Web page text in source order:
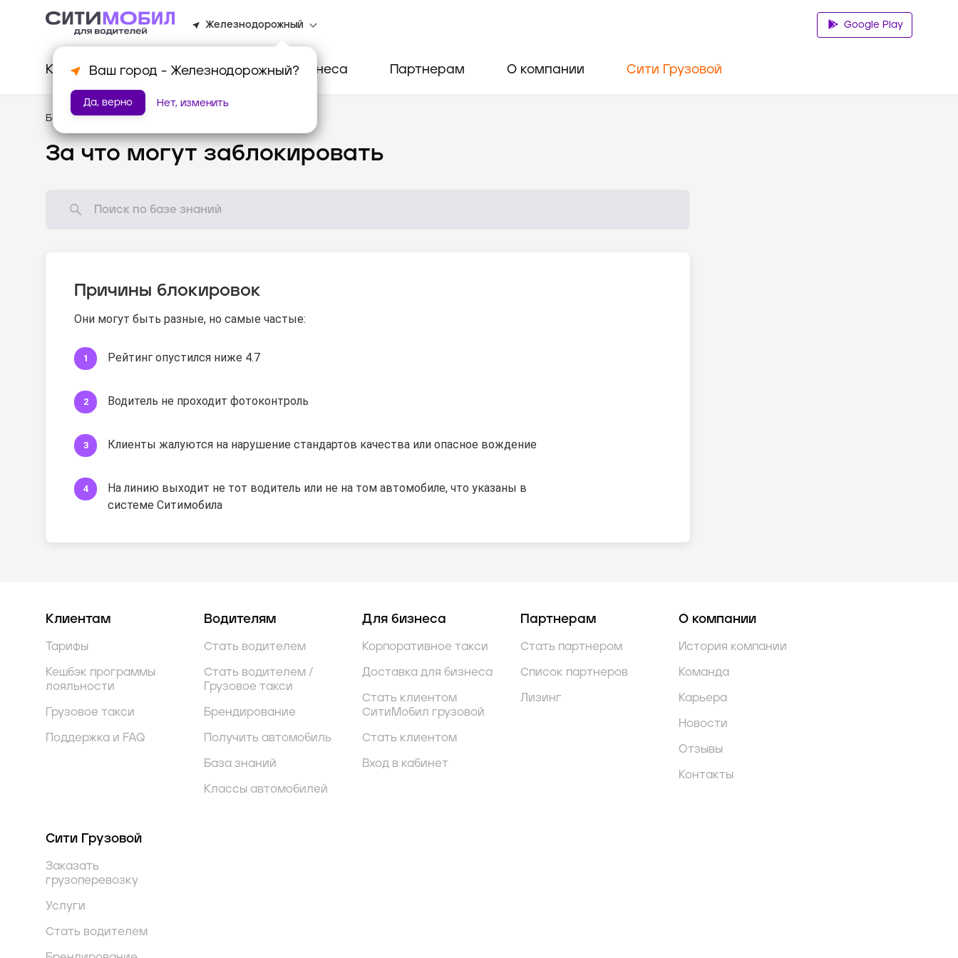
Железнодорожный
Ваш город - Железнодорожный?
Да, верно Нет, изменить
Google Play
Клиентам Водителям Для бизнеса Партнерам О компании Сити Грузовой
База знаний /Как всё устроено?
За что могут заблокировать
Причины блокировок
Они могут быть разные, но самые частые:
Рейтинг опустился ниже 4.7
Водитель не проходит фотоконтроль
Клиенты жалуются на нарушение стандартов качества или опасное вождение
На линию выходит не тот водитель или не на том автомобиле, что указаны в
системе Ситимобила
Клиентам
Тарифы
Кешбэк программы
лояльности
Грузовое такси
Поддержка и FAQ
Водителям
Стать водителем
Стать водителем /
Грузовое такси
Брендирование
Получить автомобиль
База знаний
Классы автомобилей
Для бизнеса
Корпоративное такси
Доставка для бизнеса
Стать клиентом
СитиМобил грузовой
Стать клиентом
Вход в кабинет
Партнерам
Стать партнером
Список партнеров
Лизинг
О компании
История компании
Команда
Карьера
Новости
Отзывы
Контакты
Сити Грузовой
Заказать
грузоперевозку
Услуги
Стать водителем